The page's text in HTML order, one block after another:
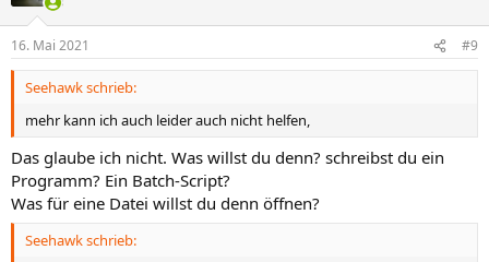
16. Mai 2021 #9
Seehawk schrieb:
mehr kann ich auch leider auch nicht helfen,
Das glaube ich nicht. Was willst du denn? schreibst du ein
Programm? Ein Batch-Script?
Was für eine Datei willst du denn öffnen?
Seehawk schrieb: